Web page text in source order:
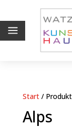
a
Start/
Alps